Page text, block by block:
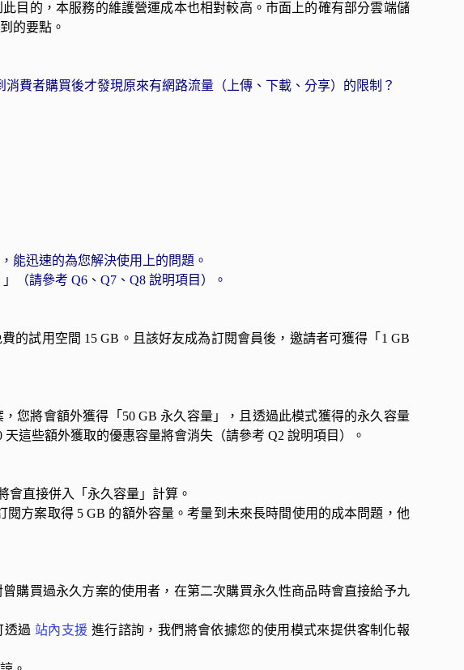
目的，本服務的維護營運成本也相對較高。市面上的確有部分雲端儲
的要點。
費者購買後才發現原來有網路流量（上傳、下載、分享）的限制？
能迅速的為您解決使用上的問題。
（請參考 Q6、Q7、Q8 說明項目）。
的試用空間 15 GB。且該好友成為訂閱會員後，邀請者可獲得「1 GB
您將會額外獲得「50 GB 永久容量」，且透過此模式獲得的永久容量
這些額外獲取的優惠容量將會消失（請參考 Q2 說明項目）。
會直接併入「永久容量」計算。
方案取得 5 GB 的額外容量。考量到未來長時間使用的成本問題，他
購買過永久方案的使用者，在第二次購買永久性商品時會直接給予九
透過 站內支援 進行諮詢，我們將會依據您的使用模式來提供客制化報